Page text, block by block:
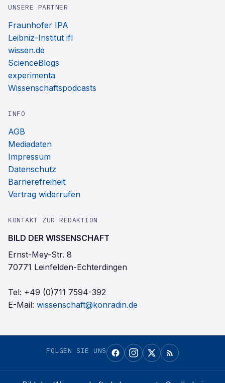
UNSERE PARTNER
Fraunhofer IPA
Leibniz-Institut ifl
wissen.de
ScienceBlogs
experimenta
Wissenschaftspodcasts
INFO
AGB
Mediadaten
Impressum
Datenschutz
Barrierefreiheit
Vertrag widerrufen
KONTAKT ZUR REDAKTION
BILD DER WISSENSCHAFT
Ernst-Mey-Str. 8
70771 Leinfelden-Echterdingen
Tel: +49 (0)711 7594-392
E-Mail: wissenschaft@konradin.de
FOLGEN SIE UNS